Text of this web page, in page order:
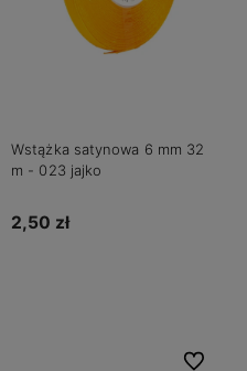
Wstążka satynowa 6 mm 32
m - 023 jajko
2,50 zł
Do